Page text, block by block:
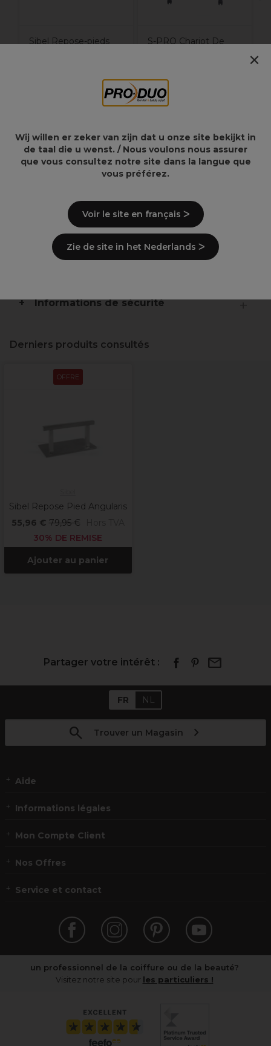
Sibel Repose-pieds
S-PRO Chariot De
Hors TVA
Points clés
Description
Ingrédients(peut varier, voir emballage)
Informations de sécurité
Derniers produits consultés
OFFRE
Sibel Repose Pied Angularis
55,96 € 79,95 €
30% DE REMISE
Ajouter au panier
Partager votre intérêt :
FR NL
Trouver un Magasin
Aide
Informations légales
Mon Compte Client
Nos Offres
Service et contact
un professionnel de la coiffure ou de la beauté?
Visitez notre site pour les particuliers !
Wij willen er zeker van zijn dat u onze site bekijkt in
de taal die u wenst. / Nous voulons nous assurer
que vous consultez notre site dans la langue que
vous préférez.
Voir le site en français ᐳ
Zie de site in het Nederlands ᐳ
×